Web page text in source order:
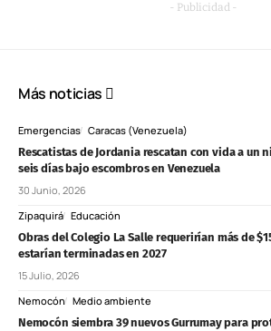
- Publicidad -
Más noticias
Emergencias Caracas (Venezuela)
Rescatistas de Jordania rescatan con vida a un
seis días bajo escombros en Venezuela
30 Junio, 2026
Zipaquirá Educación
Obras del Colegio La Salle requerirían más de
estarían terminadas en 2027
15 Julio, 2026
Nemocón Medio ambiente
Nemocón siembra 39 nuevos Gurrumay para